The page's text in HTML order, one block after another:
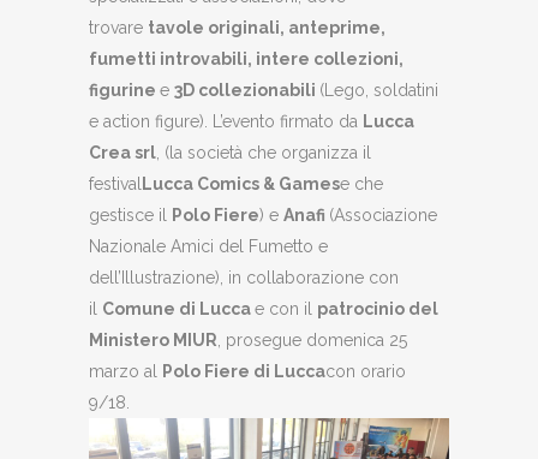
trovare tavole originali, anteprime,
fumetti introvabili, intere collezioni,
figurine e 3D collezionabili (Lego, soldatini
e action figure). L’evento firmato da Lucca
Crea srl , (la società che organizza il
festival Lucca Comics & Gamese che
gestisce il
Polo Fiere) e Anafi (Associazione
Nazionale Amici del Fumetto e
dell’Illustrazione), in collaborazione con
il Comune di Luccae con il patrocinio del
Ministero MIUR , prosegue domenica 25
marzo al
Polo Fiere di Luccacon orario
9/18.